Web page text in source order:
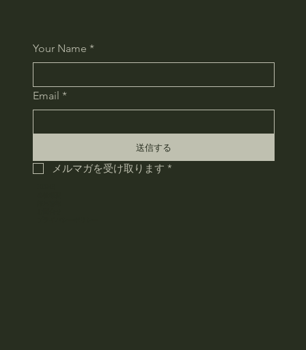
Your Name *
Email *
送信する
メルマガを受け取ります *